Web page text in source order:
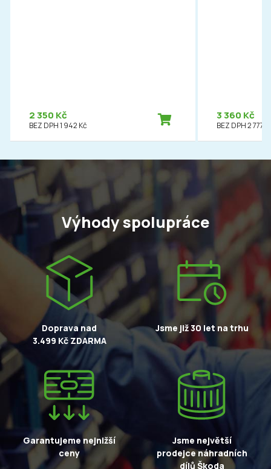
2 350 Kč
BEZ DPH 1 942 Kč
3 360 Kč
BEZ DPH 2 777
Výhody spolupráce
Doprava nad
3.499 Kč ZDARMA
Jsme již 30 let na trhu
Garantujeme nejnižší
ceny
Jsme největší
prodejce náhradních
dílů Škoda